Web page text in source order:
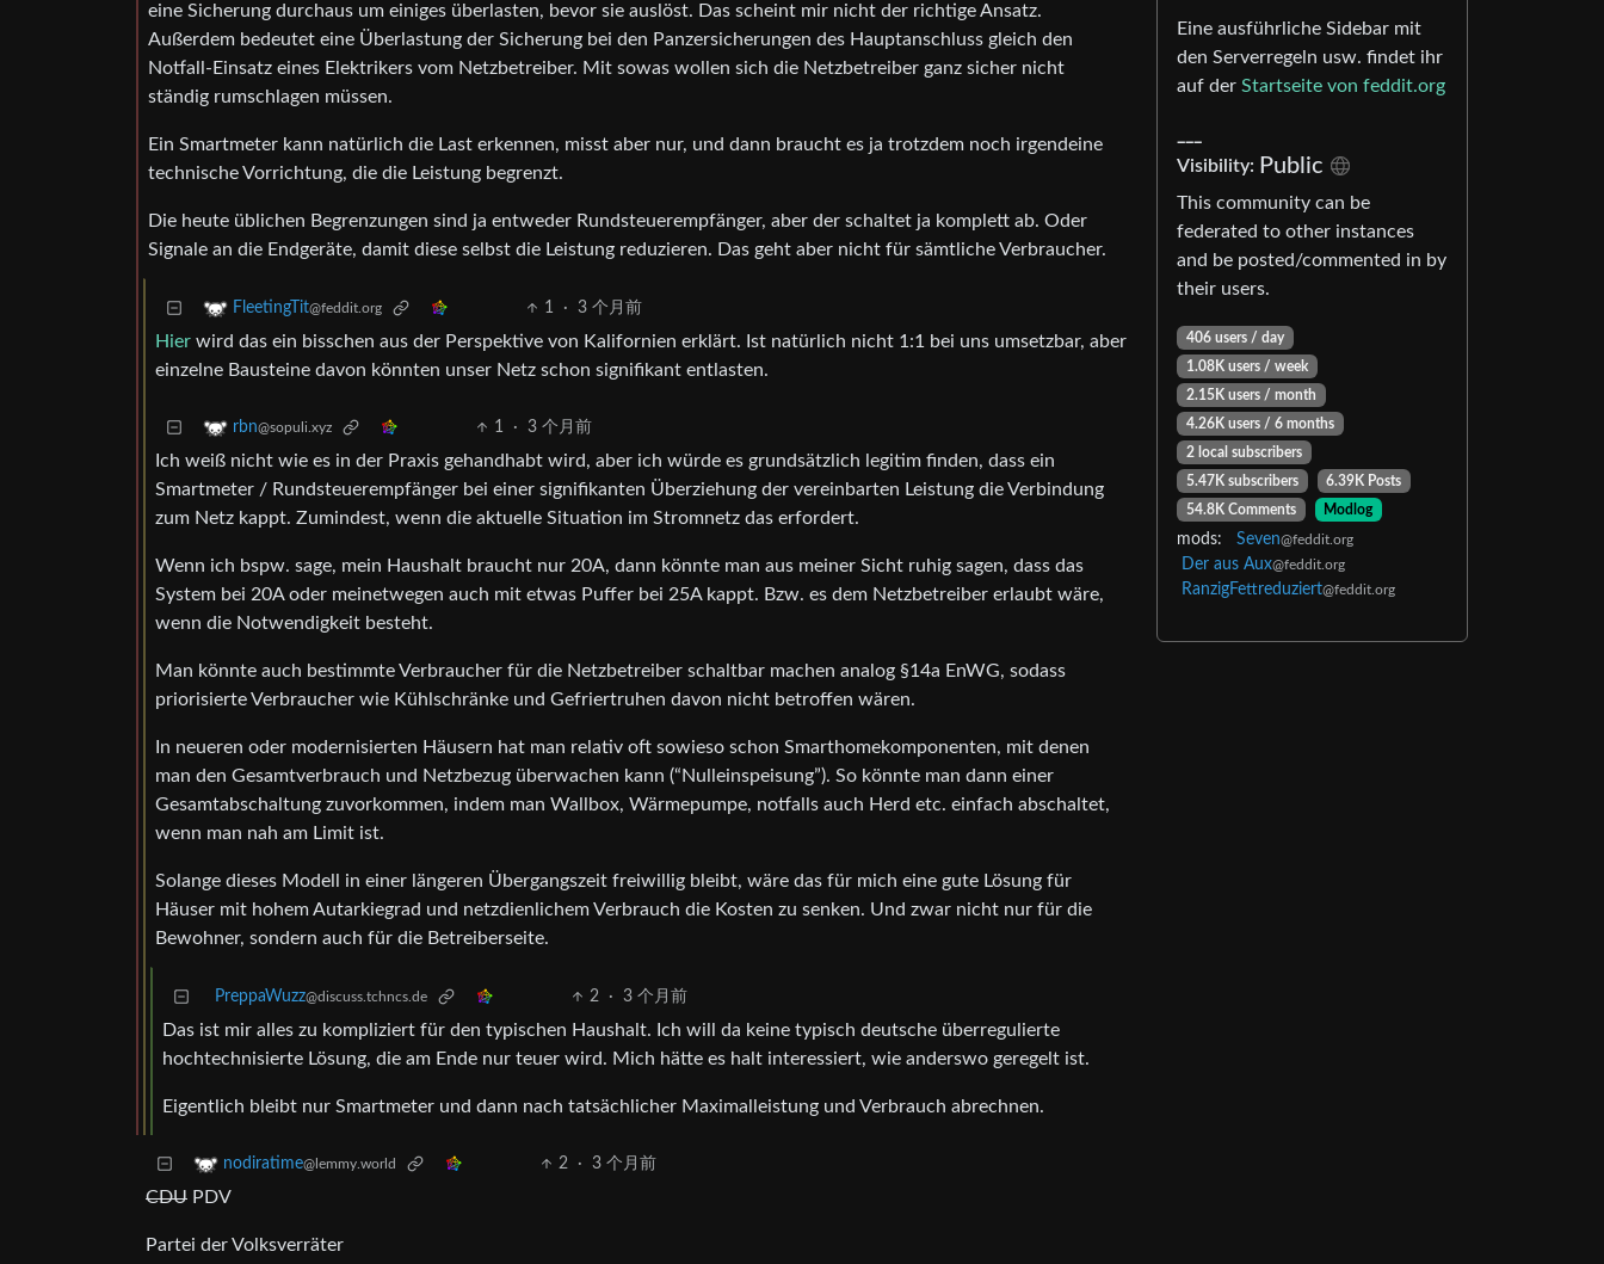
eine Sicherung durchaus um einiges überlasten, bevor sie auslöst. Das scheint mir nicht der richtige Ansatz.
Außerdem bedeutet eine Überlastung der Sicherung bei den Panzersicherungen des Hauptanschluss gleich den
Notfall-Einsatz eines Elektrikers vom Netzbetreiber. Mit sowas wollen sich die Netzbetreiber ganz sicher nicht
ständig rumschlagen müssen.
Ein Smartmeter kann natürlich die Last erkennen, misst aber nur, und dann braucht es ja trotzdem noch irgendeine
technische Vorrichtung, die die Leistung begrenzt.
Die heute üblichen Begrenzungen sind ja entweder Rundsteuerempfänger, aber der schaltet ja komplett ab. Oder
Signale an die Endgeräte, damit diese selbst die Leistung reduzieren. Das geht aber nicht für sämtliche Verbraucher.
FleetingTit@feddit.org 1 · 3 个月前
Hier wird das ein bisschen aus der Perspektive von Kalifornien erklärt. Ist natürlich nicht 1:1 bei uns umsetzbar, aber
einzelne Bausteine davon könnten unser Netz schon signifikant entlasten.
rbn@sopuli.xyz 1 · 3 个月前
Ich weiß nicht wie es in der Praxis gehandhabt wird, aber ich würde es grundsätzlich legitim finden, dass ein
Smartmeter / Rundsteuerempfänger bei einer signifikanten Überziehung der vereinbarten Leistung die Verbindung
zum Netz kappt. Zumindest, wenn die aktuelle Situation im Stromnetz das erfordert.
Wenn ich bspw. sage, mein Haushalt braucht nur 20A, dann könnte man aus meiner Sicht ruhig sagen, dass das
System bei 20A oder meinetwegen auch mit etwas Puffer bei 25A kappt. Bzw. es dem Netzbetreiber erlaubt wäre,
wenn die Notwendigkeit besteht.
Man könnte auch bestimmte Verbraucher für die Netzbetreiber schaltbar machen analog §14a EnWG, sodass
priorisierte Verbraucher wie Kühlschränke und Gefriertruhen davon nicht betroffen wären.
In neueren oder modernisierten Häusern hat man relativ oft sowieso schon Smarthomekomponenten, mit denen
man den Gesamtverbrauch und Netzbezug überwachen kann (“Nulleinspeisung”). So könnte man dann einer
Gesamtabschaltung zuvorkommen, indem man Wallbox, Wärmepumpe, notfalls auch Herd etc. einfach abschaltet,
wenn man nah am Limit ist.
Solange dieses Modell in einer längeren Übergangszeit freiwillig bleibt, wäre das für mich eine gute Lösung für
Häuser mit hohem Autarkiegrad und netzdienlichem Verbrauch die Kosten zu senken. Und zwar nicht nur für die
Bewohner, sondern auch für die Betreiberseite.
PreppaWuzz@discuss.tchncs.de 2 · 3 个月前
Das ist mir alles zu kompliziert für den typischen Haushalt. Ich will da keine typisch deutsche überregulierte
hochtechnisierte Lösung, die am Ende nur teuer wird. Mich hätte es halt interessiert, wie anderswo geregelt ist.
Eigentlich bleibt nur Smartmeter und dann nach tatsächlicher Maximalleistung und Verbrauch abrechnen.
nodiratime@lemmy.world 2 · 3 个月前
CDU PDV
Partei der Volksverräter
Eine ausführliche Sidebar mit
den Serverregeln usw. findet ihr
auf der Startseite von feddit.org
Visibility: Public
This community can be
federated to other instances
and be posted/commented in by
their users.
406 users / day
1.08K users / week
2.15K users / month
4.26K users / 6 months
2 local subscribers
5.47K subscribers
6.39K Posts
54.8K Comments
Modlog
mods: Seven@feddit.org
Der aus Aux@feddit.org
RanzigFettreduziert@feddit.org